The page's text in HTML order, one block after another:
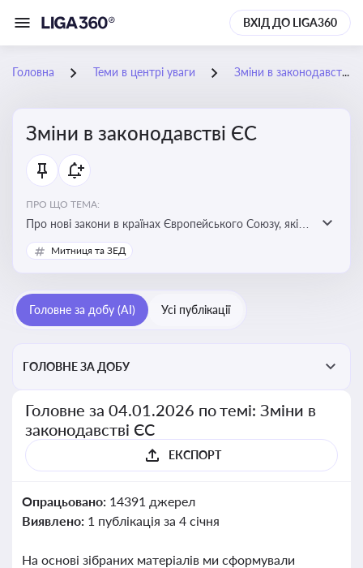
ВХІД ДО LIGA360
Головна Теми в центрі уваги Зміни в законодавстві ЄС
Зміни в законодавстві ЄС
ПРО ЩО ТЕМА:
Про нові закони в країнах Європейського Союзу, які
впливають на умови торгівлі, трудової міграції,
інтеграції та перспективу членства України в
Митниця та ЗЕД
Головне за добу (AI) Усі публікації
ГОЛОВНЕ ЗА ДОБУ
Головне за 04.01.2026 по темі: Зміни в
законодавстві ЄС
ЕКСПОРТ
Опрацьовано: 14391 джерел
Виявлено: 1 публікація за 4 січня
На основі зібраних матеріалів ми сформували